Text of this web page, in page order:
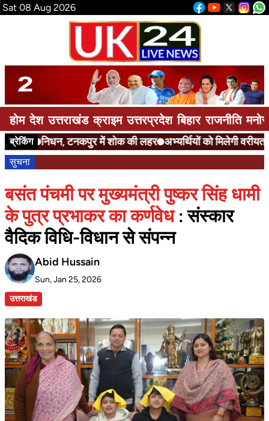
Sat 08 Aug 2026
होम देश उत्तराखंड क्राइम उत्तरप्रदेश बिहार राजनीति
ब्रेकिंगनिधन, टनकपुर में शोक की लहर अभ्यर्थियों को मिलेगी वरीयता
सुचना
बसंत पंचमी पर मुख्यमंत्री पुष्कर सिंह धामी
के पुत्र प्रभाकर का कर्णवेध: संस्कार
वैदिक विधि-विधान से संपन्न
Abid Hussain
Sun, Jan 25, 2026
उत्तराखंड